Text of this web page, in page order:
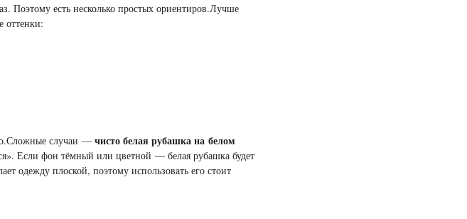
Поэтому есть несколько простых ориентиров.Лучше
оттенки:
случаи — чисто белая рубашка на белом
Если фон тёмный или цветной — белая рубашка будет
одежду плоской, поэтому использовать его стоит